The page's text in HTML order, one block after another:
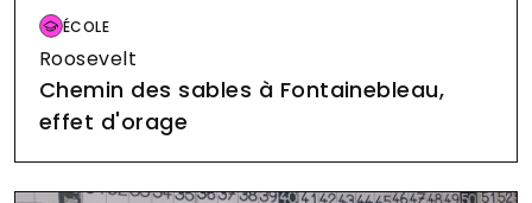
Image
ÉCOLE
Roosevelt
Chemin des sables à Fontainebleau,
effet d'orage